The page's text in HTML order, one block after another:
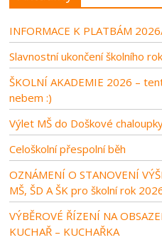
INFORMACE K PLATBÁM
Slavnostní ukončení školního
ŠKOLNÍ AKADEMIE 2026 –
nebem :)
Výlet MŠ do Doškové
Celoškolní přespolní běh
OZNÁMENÍ O STANOVENÍ
MŠ, ŠD A ŠK pro školní rok
VÝBĚROVÉ ŘÍZENÍ NA
KUCHAŘ – KUCHAŘKA